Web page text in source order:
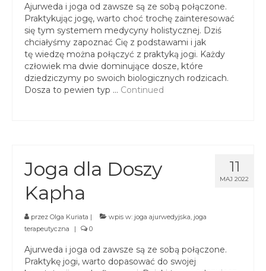
Ajurweda i joga od zawsze są ze sobą połączone.
Praktykując jogę, warto choć trochę zainteresować
się tym systemem medycyny holistycznej. Dziś
chciałyśmy zapoznać Cię z podstawami i jak
tę wiedzę można połączyć z praktyką jogi. Każdy
człowiek ma dwie dominujące dosze, które
dziedziczymy po swoich biologicznych rodzicach.
Dosza to pewien typ … Continued
11
MAJ 2022
Joga dla Doszy
Kapha
przez Olga Kuriata | wpis w: joga ajurwedyjska joga
terapeutyczna
| 0
Ajurweda i joga od zawsze są ze sobą połączone.
Praktykę jogi, warto dopasować do swojej